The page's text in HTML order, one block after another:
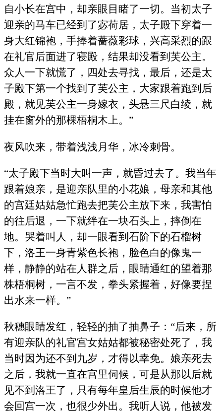
自小长在宫中，却亲眼目睹了一切。当初太子
迎亲的马车已经到了宓荷居，太子殿下穿着一
身大红锦袍，手捧着蔷薇彩球，兴高采烈的跟
在礼官后面进了寝殿，结果却没看到芙公主。
众人一下就慌了，四处去寻找，最后，还是太
子殿下第一个找到了芙公主，大家跟着跑到后
殿，就见芙公主一身嫁衣，头悬三尺白绫，就
挂在窗外的那棵梧桐木上。”
夜风吹来，带着浅浅月华，冰冷刺骨。
“太子殿下当时大叫一声，就昏过去了。我当年
跟着娘亲，是迎亲队里的小花娘，母亲和其他
的宫廷姑姑急忙跑去把芙公主放下来，我害怕
的往后退，一下就绊在一块石头上，摔倒在
地。哭着叫人，却一眼看到石阶下的石榴树
下，洛王一身青紫色长袍，脸色白的像鬼一
样，静静的站在人群之后，眼睛通红的望着那
株梧桐树，一言不发，拳头紧握着，好像要捏
出水来一样。”
秋穗眼睛发红，轻轻的抽了抽鼻子：“后来，所
有迎亲队的礼官宫女姑姑都被秘密处死了，我
当时因为还不到九岁，才得以幸免。娘亲死去
之后，我就一直在宫里伺候，可是从那以后就
见不到洛王了，只有每年皇后生辰的时候他才
会回宫一次，也很少外出。我听人说，他被发